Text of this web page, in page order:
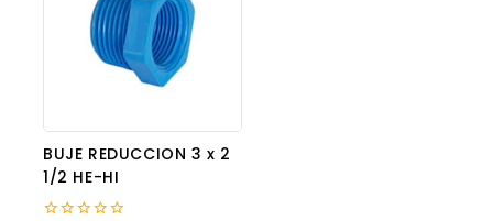
BUJE REDUCCION 3 x 2
1/2 HE-HI